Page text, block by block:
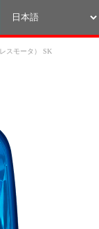
スモータ） SK